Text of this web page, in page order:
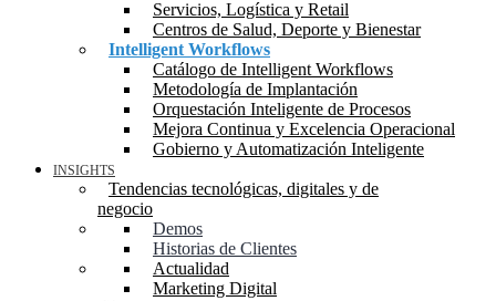
Servicios, Logística y Retail
Centros de Salud, Deporte y Bienestar
Intelligent Workflows
Catálogo de Intelligent Workflows
Metodología de Implantación
Orquestación Inteligente de Procesos
Mejora Continua y Excelencia Operacional
Gobierno y Automatización Inteligente
INSIGHTS
Tendencias tecnológicas, digitales y de
negocio
Demos
Historias de Clientes
Actualidad
Marketing Digital